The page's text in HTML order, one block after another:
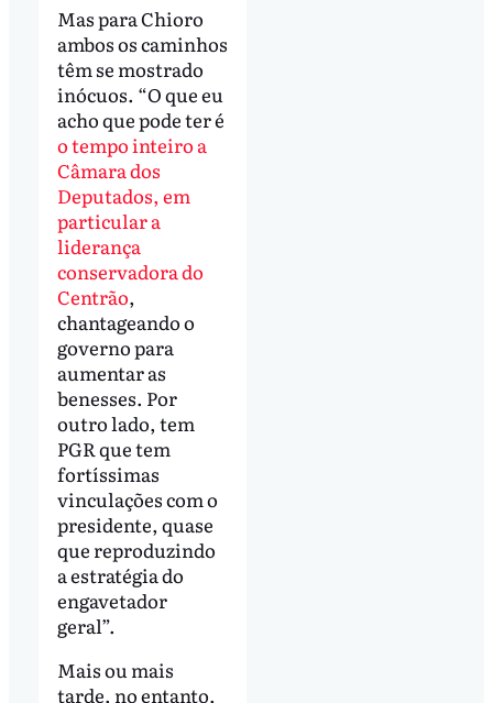
Mas para Chioro
ambos os caminhos
têm se mostrado
inócuos. “O que eu
acho que pode ter é
o tempo inteiro a
Câmara dos
Deputados, em
particular a
liderança
conservadora do
Centrão,
chantageando o
governo para
aumentar as
benesses. Por
outro lado, tem
PGR que tem
fortíssimas
vinculações com o
presidente, quase
que reproduzindo
a estratégia do
engavetador
geral”.
Mais ou mais
tarde, no entanto,